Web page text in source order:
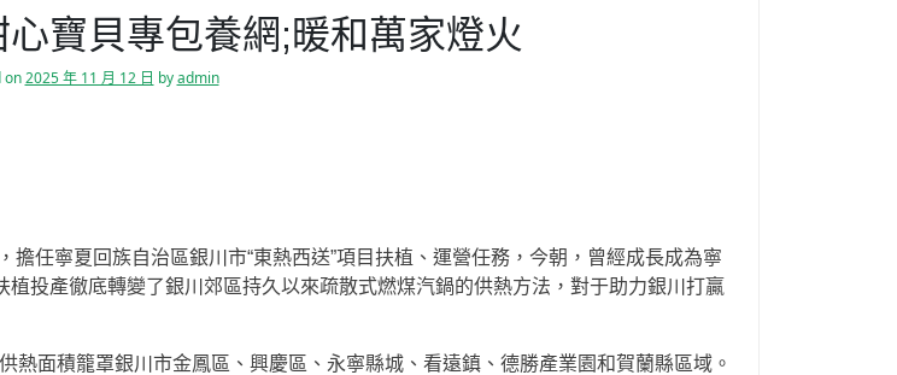
寶貝專包養網;暖和萬家燈火
on2025 年 11 月 12 日 byadmin
擔任寧夏回族自治區銀川市“東熱西送”項目扶植、運營任務，今朝，曾經成長成為寧
投產徹底轉變了銀川郊區持久以來疏散式燃煤汽鍋的供熱方法，對于助力銀川打贏
熱面積籠罩銀川市金鳳區、興慶區、永寧縣城、看遠鎮、德勝產業園和賀蘭縣區域。